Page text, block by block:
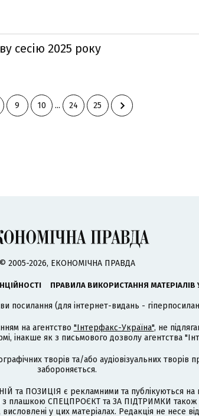
сесію 2025 року
9 10 ... 24 25
© 2005-2026, ЕКОНОМІЧНА ПРАВДА
ПРАВИЛА ВИКОРИСТАННЯ МАТЕРІАЛІВ
посилання (для інтернет-видань -
на агентство "Інтерфакс-Україна", не
інакше як з письмового дозволу агентства
творів та/або аудіовізуальних
забороняється.
та ПОЗИЦІЯ є рекламними та публікуються на
з плашкою СПЕЦПРОЄКТ та ЗА ПІДТРИМКИ
у цих матеріалах. Редакція не несе